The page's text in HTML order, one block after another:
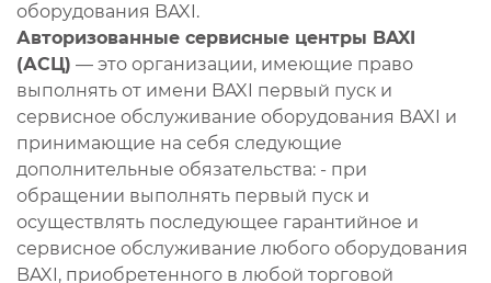
оборудования BAXI.
Авторизованные сервисные центры BAXI
(АСЦ) — это организации, имеющие право
выполнять от имени BAXI первый пуск и
сервисное обслуживание оборудования BAXI и
принимающие на себя следующие
дополнительные обязательства: - при
обращении выполнять первый пуск и
осуществлять последующее гарантийное и
сервисное обслуживание любого оборудования
BAXI, приобретенного в любой торговой